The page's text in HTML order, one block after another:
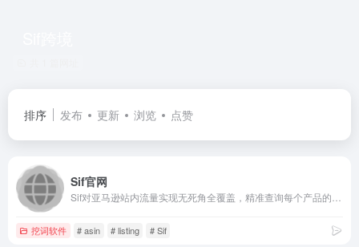
排序 发布 更新 浏览 点赞
Sif官网
挖词软件 # asin # listing # Sif